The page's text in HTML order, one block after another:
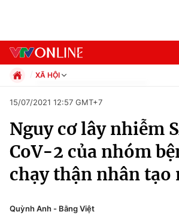
Chuyên mục
Chính trị
XÃ HỘI
Xã hội
Pháp luật
Kinh tế
Thể thao
Truyền hình
Văn hóa - Giải trí
Đời sống
15/07/2021 12:57 GMT+7
Nguy cơ lây nhiễm
CoV-2 của nhóm
chạy thận nhân tạo
Quỳnh Anh - Bằng Việt